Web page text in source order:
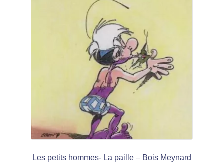
Les petits hommes- La paille – Bois Meynard